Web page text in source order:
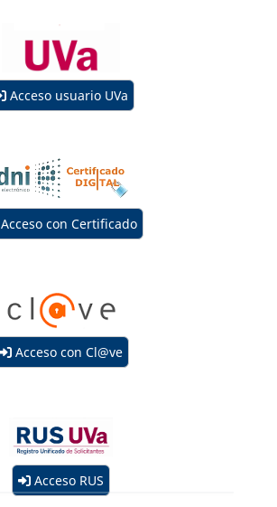
Acceso usuario UVa
Acceso con Certificado
Acceso con Cl@ve
Acceso RUS